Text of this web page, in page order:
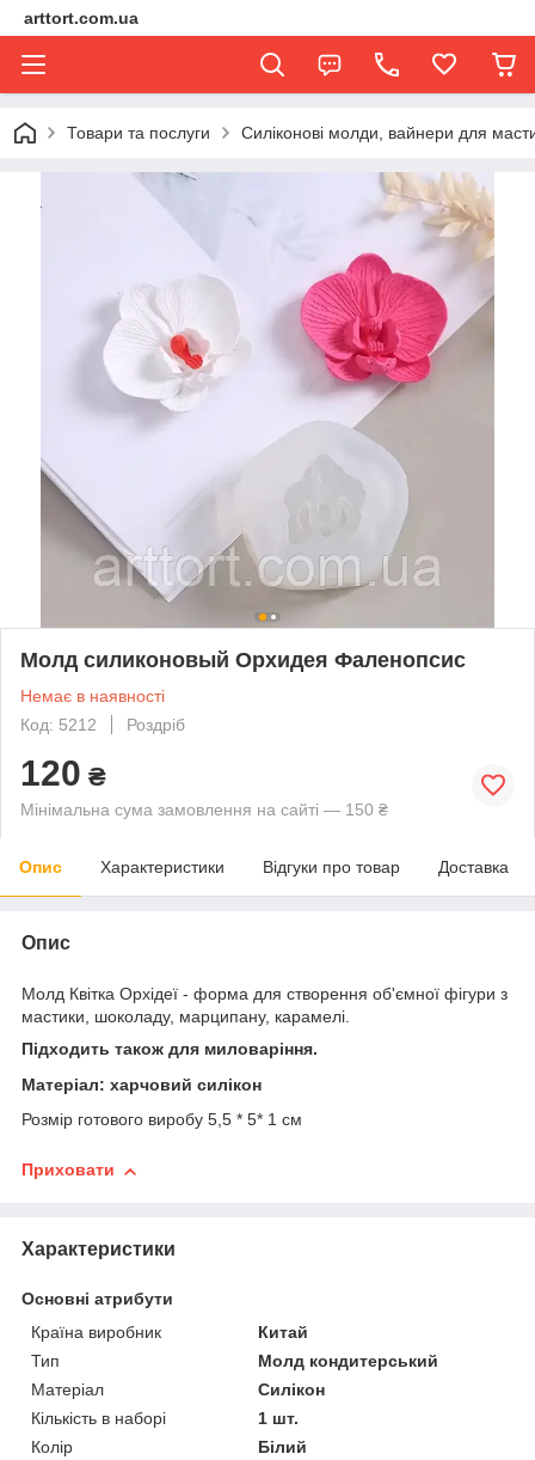
arttort.com.ua
Товари та послуги Силіконові молди, вайнери для
Молд силиконовый Орхидея Фаленопсис
Немає в наявності
Код: 5212
Роздріб
120 ₴
Мінімальна сума замовлення на сайті — 150 ₴
Опис Характеристики Відгуки про товар Доставка
Опис
Молд Квітка Орхідеї - форма для створення об'ємної фігури з
мастики, шоколаду, марципану, карамелі.
Підходить також для миловаріння.
Матеріал: харчовий силікон
Розмір готового виробу 5,5 * 5* 1 см
Приховати
Характеристики
Основні атрибути
Країна виробник
Китай
Тип
Молд кондитерський
Матеріал
Силікон
Кількість в наборі
1 шт.
Колір
Білий